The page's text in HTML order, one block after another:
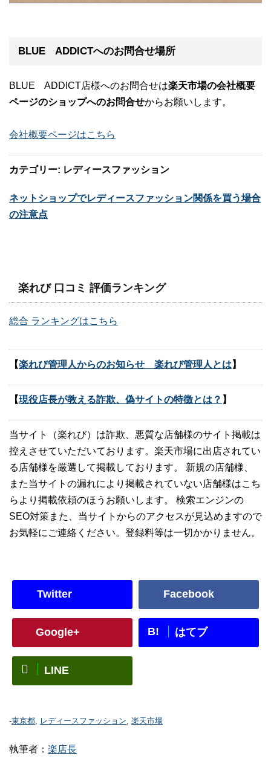
BLUE ADDICTへのお問合せ場所
BLUE ADDICT店様へのお問合せは楽天市場の会社概要
ページのショップへのお問合せからお願いします。
会社概要ページはこちら
カテゴリー: レディースファッション
ネットショップでレディースファッション関係を買う場合
の注意点
楽れび 口コミ 評価ランキング
総合 ランキングはこちら
【楽れび管理人からのお知らせ 楽れび管理人とは 】
【現役店長が教える詐欺、偽サイトの特徴とは？ 】
当サイト（楽れび）は詐欺、悪質な店舗様のサイト掲載は
控えさせていただいております。楽天市場に出店されてい
る店舗様を厳選して掲載しております。 新規の店舗様、
また当サイトの漏れにより掲載されていない店舗様はこち
らより掲載依頼のほうお願いします。 検索エンジンの
SEO対策また、当サイトからのアクセスが見込めますので
お気軽にご連絡ください。登録料等は一切かかりません。
Twitter Facebook
Google+ B! はてブ
LINE
-東京都, レディースファッション, 楽天市場
執筆者： 楽店長